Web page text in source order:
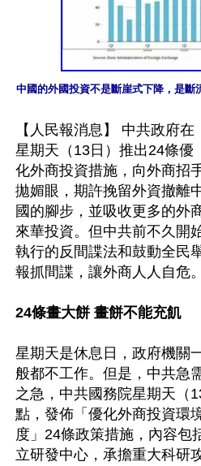
中國的外國投資不是斷崖式下降，是
【人民報消息】 中共政府在
星期天（13日）推出24條優
化外商投資措施，向外商招
拋媚眼，期許挽留外資撤離
國的腳步，並吸收更多的外
來華投資。但中共前不久開
執行的反間諜法和鼓動全民
報抓間諜，讓外商人人自危。
24條畫大餅 畫餅不能充飢
星期天是休息日，政府機關
般都不工作。但是，中共急
之急，中共國務院星期天（
點，發佈「優化外商投資環
度」24條政策措施，內容包
立研發中心，承擔重大科研